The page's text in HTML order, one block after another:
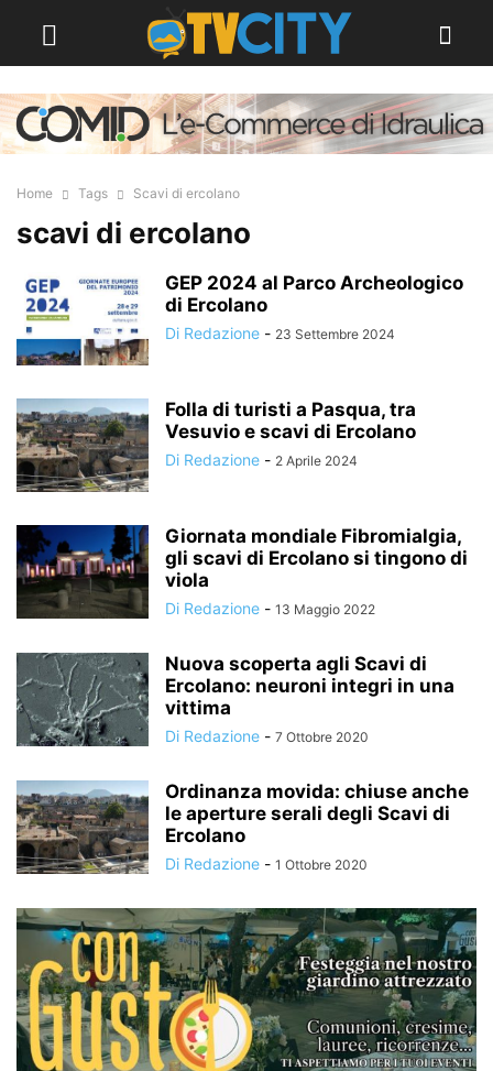
Home Tags Scavi di ercolano
scavi di ercolano
GEP 2024 al Parco Archeologico
di Ercolano
Di Redazione - 23 Settembre 2024
Folla di turisti a Pasqua, tra
Vesuvio e scavi di Ercolano
Di Redazione - 2 Aprile 2024
Giornata mondiale Fibromialgia,
gli scavi di Ercolano si tingono di
viola
Di Redazione - 13 Maggio 2022
Nuova scoperta agli Scavi di
Ercolano: neuroni integri in una
vittima
Di Redazione - 7 Ottobre 2020
Ordinanza movida: chiuse anche
le aperture serali degli Scavi di
Ercolano
Di Redazione - 1 Ottobre 2020